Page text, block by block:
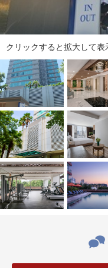
す
クリックすると拡大して表